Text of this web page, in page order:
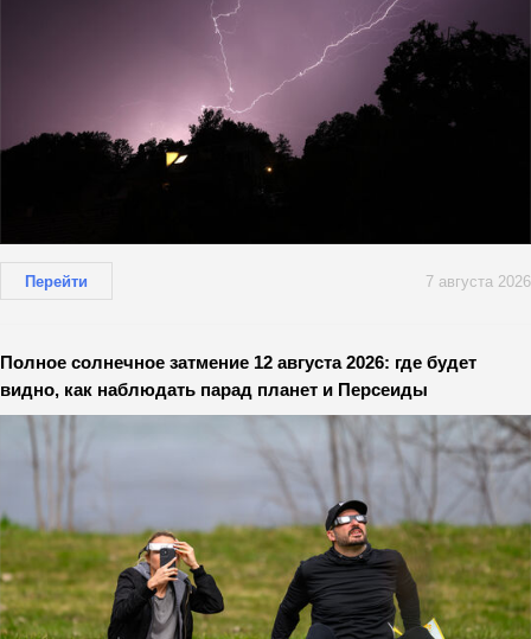
Перейти 7 августа 2026
Полное солнечное затмение 12 августа 2026: где будет
видно, как наблюдать парад планет и Персеиды